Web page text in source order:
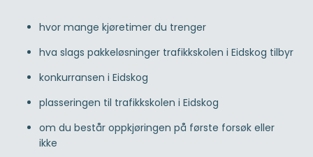
hvor mange kjøretimer du trenger
hva slags pakkeløsninger trafikkskolen i Eidskog tilbyr
konkurransen i Eidskog
plasseringen til trafikkskolen i Eidskog
om du består oppkjøringen på første forsøk eller
ikke